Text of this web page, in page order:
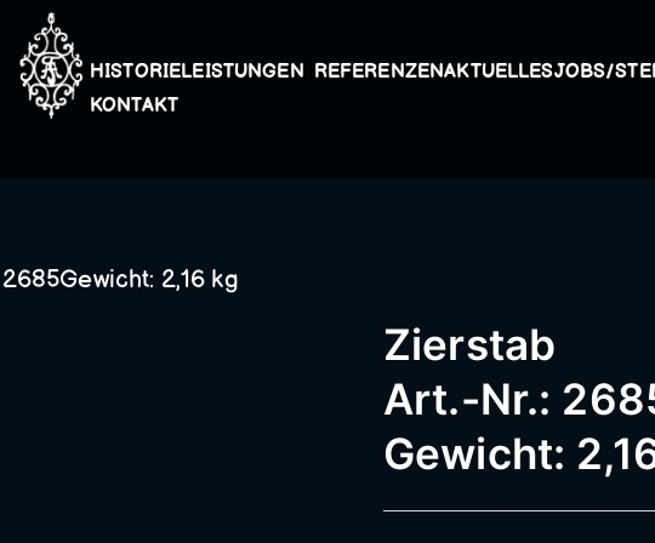
Kunstschmiede
Metallbau,
Schneidermühle,
HISTORIELEISTUNGEN REFERENZENAKTUELLESJOBS/
KONTAKT
2,16 kg
Zierstab
Art.-Nr.:
Gewicht: